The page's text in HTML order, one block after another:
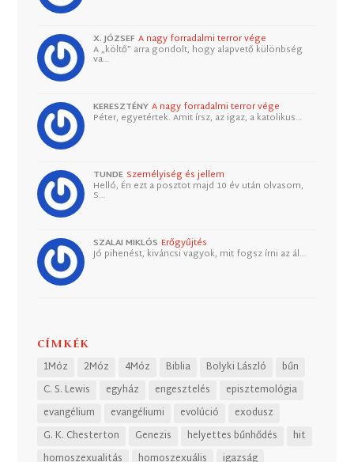
X. JÓZSEF A nagy forradalmi terror vége
A „költő” arra gondolt, hogy alapvető különbség
va…
KERESZTÉNY A nagy forradalmi terror vége
Péter, egyetértek. Amit írsz, az igaz, a katolikus…
TUNDE Személyiség és jellem
Helló, Én ezt a posztot majd 10 év után olvasom,
S…
SZALAI MIKLÓS Erőgyűjtés
Jó pihenést, kiváncsi vagyok, mit fogsz írni az ál…
CÍMKÉK
1Móz 2Móz 4Móz Biblia Bolyki László
bűn
C. S. Lewis
egyház engesztelés
episztemológia
evangélium
evangéliumi evolúció
exodusz
G. K. Chesterton
Genezis helyettes bűnhődés
hit